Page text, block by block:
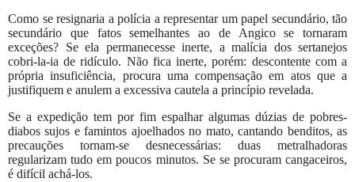
Como se resignaria a polícia a representar um papel secundário, tão
secundário que fatos semelhantes ao de Angico se tornaram
exceções? Se ela permanecesse inerte, a malícia dos sertanejos
cobri-la-ia de ridículo. Não fica inerte, porém: descontente com a
própria insuficiência, procura uma compensação em atos que a
justifiquem e anulem a excessiva cautela a princípio revelada.
Se a expedição tem por fim espalhar algumas dúzias de pobres-
diabos sujos e famintos ajoelhados no mato, cantando benditos, as
precauções tornam-se desnecessárias: duas metralhadoras
regularizam tudo em poucos minutos. Se se procuram cangaceiros,
é difícil achá-los.